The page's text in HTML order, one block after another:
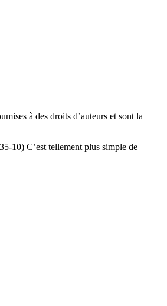
à des droits d’auteurs et sont la
10) C’est tellement plus simple de